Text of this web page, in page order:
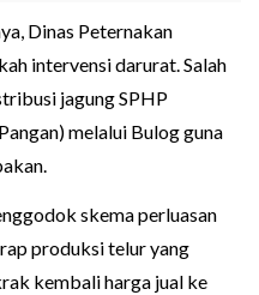
Dinas Peternakan
intervensi darurat. Salah
jagung SPHP
melalui Bulog guna
skema perluasan
produksi telur yang
kembali harga jual ke